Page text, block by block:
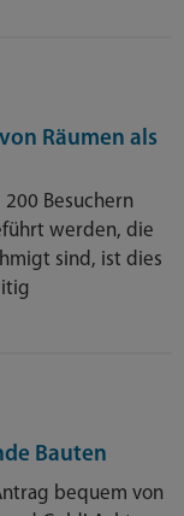
Räumen als
Besuchern
werden, die
sind, ist dies
Bauten
bequem von